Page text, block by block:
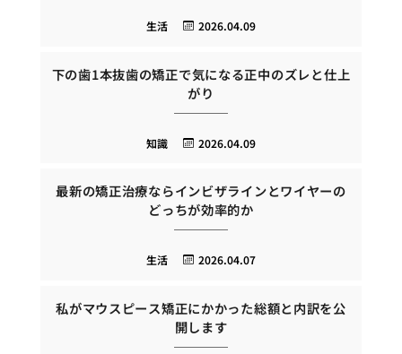
2026.04.09
生活
下の歯1本抜歯の矯正で気になる正中のズレと仕上
がり
2026.04.09
知識
最新の矯正治療ならインビザラインとワイヤーの
どっちが効率的か
2026.04.07
生活
私がマウスピース矯正にかかった総額と内訳を公
開します